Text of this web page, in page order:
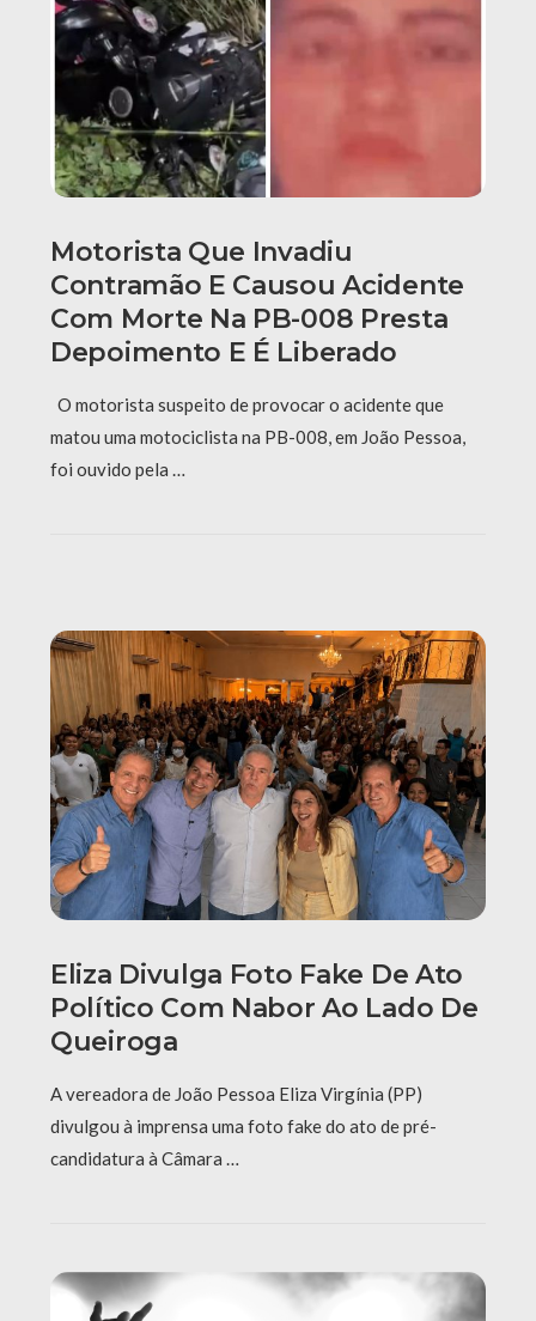
Motorista Que Invadiu
Contramão E Causou Acidente
Com Morte Na PB-008 Presta
Depoimento E É Liberado
O motorista suspeito de provocar o acidente que
matou uma motociclista na PB-008, em João Pessoa,
foi ouvido pela …
Eliza Divulga Foto Fake De Ato
Político Com Nabor Ao Lado De
Queiroga
A vereadora de João Pessoa Eliza Virgínia (PP)
divulgou à imprensa uma foto fake do ato de pré-
candidatura à Câmara …